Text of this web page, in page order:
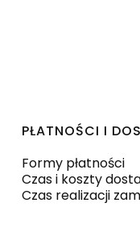
PŁATNOŚCI I
Formy płatności
Czas i koszty
Czas realizacji